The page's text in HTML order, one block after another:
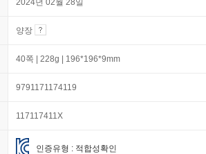
2024년 02월 28일
양장
40쪽 | 228g | 196*196*9mm
9791171174119
117117411X
인증유형 : 적합성확인